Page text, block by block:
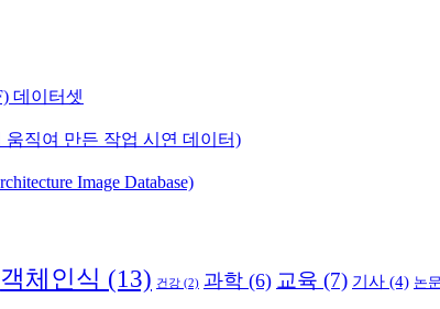
데이터셋
직여 만든 작업 시연 데이터)
Image Database)
객체인식 (13) 건강 (2) 과학 (6) 교육 (7) 기사 (4) 논문